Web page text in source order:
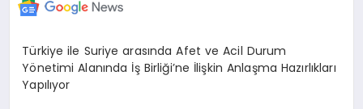
Türkiye ile Suriye arasında Afet ve Acil Durum
Yönetimi Alanında İş Birliği’ne İlişkin Anlaşma Hazırlıkları
Yapılıyor